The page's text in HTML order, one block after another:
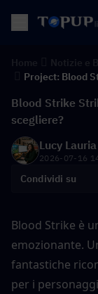
Project: Blood
Blood Strike
scegliere?
Lucy Lauria
2026-07-16
Condividi su
Blood Strike è
emozionante.
fantastiche
per i